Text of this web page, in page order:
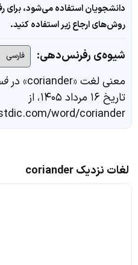
دانشجویان استفاده می‌شود، برای
روش‌های ارجاع زیر استفاده کنید.
شیوه‌ی رفرنس‌دهی:
معنی لغت «coriander» در
تاریخ ۱۶ مرداد ۱۴۰۵، از
word/coriander
لغات نزدیک coriander